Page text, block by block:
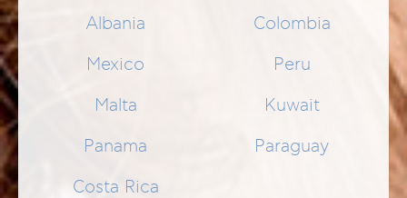
Albania Colombia
Mexico Peru
Malta Kuwait
Panama Paraguay
Costa Rica